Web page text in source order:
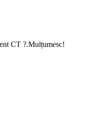
CT ?.Mulțumesc!